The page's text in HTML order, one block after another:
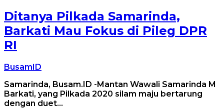
Ditanya Pilkada Samarinda,
Barkati Mau Fokus di Pileg DPR
RI
BusamID
Samarinda, Busam.ID -Mantan Wawali Samarinda M
Barkati, yang Pilkada 2020 silam maju bertarung
dengan duet…